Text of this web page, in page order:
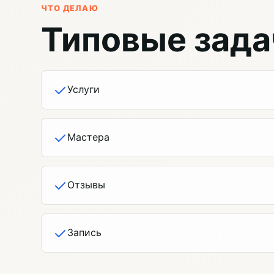
ЧТО ДЕЛАЮ
Типовые
Услуги
Мастера
Отзывы
Запись